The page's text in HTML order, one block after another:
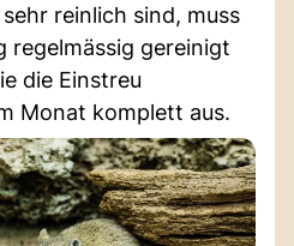
reinlich sind, muss
regelmässig gereinigt
die Einstreu
Monat komplett aus.